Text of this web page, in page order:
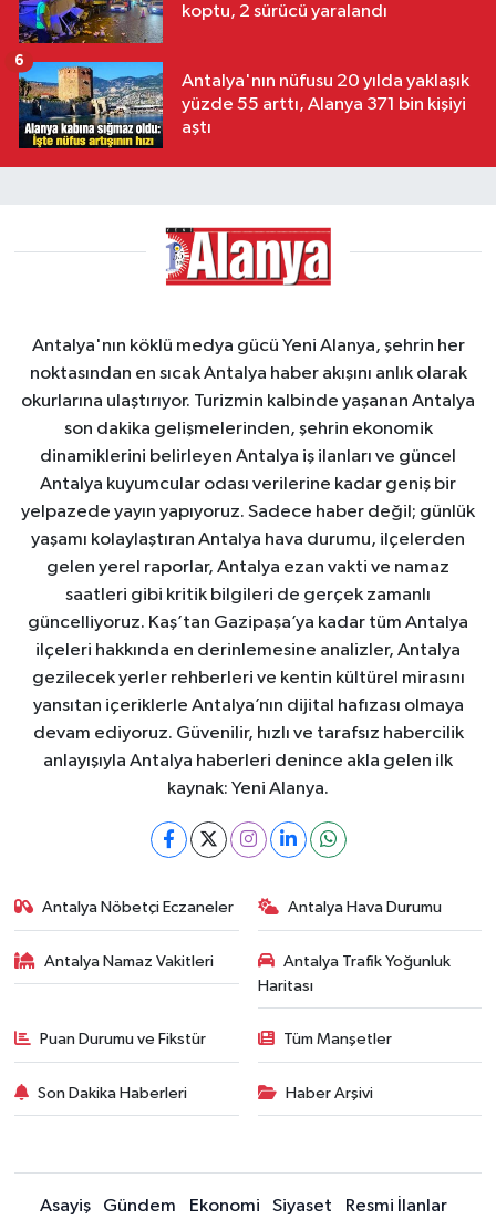
koptu, 2 sürücü yaralandı
Antalya'nın nüfusu 20 yılda yaklaşık
yüzde 55 arttı, Alanya 371 bin kişiyi
aştı
6
Antalya'nın köklü medya gücü Yeni Alanya, şehrin her
noktasından en sıcak Antalya haber akışını anlık olarak
okurlarına ulaştırıyor. Turizmin kalbinde yaşanan Antalya
son dakika gelişmelerinden, şehrin ekonomik
dinamiklerini belirleyen Antalya iş ilanları ve güncel
Antalya kuyumcular odası verilerine kadar geniş bir
yelpazede yayın yapıyoruz. Sadece haber değil; günlük
yaşamı kolaylaştıran Antalya hava durumu, ilçelerden
gelen yerel raporlar, Antalya ezan vakti ve namaz
saatleri gibi kritik bilgileri de gerçek zamanlı
güncelliyoruz. Kaş’tan Gazipaşa’ya kadar tüm Antalya
ilçeleri hakkında en derinlemesine analizler, Antalya
gezilecek yerler rehberleri ve kentin kültürel mirasını
yansıtan içeriklerle Antalya’nın dijital hafızası olmaya
devam ediyoruz. Güvenilir, hızlı ve tarafsız habercilik
anlayışıyla Antalya haberleri denince akla gelen ilk
kaynak: Yeni Alanya.
Antalya Nöbetçi Eczaneler Antalya Hava Durumu
Antalya Namaz Vakitleri
Antalya Trafik Yoğunluk
Haritası
Puan Durumu ve Fikstür Tüm Manşetler
Son Dakika Haberleri Haber Arşivi
Asayiş Gündem Ekonomi Siyaset Resmi İlanlar